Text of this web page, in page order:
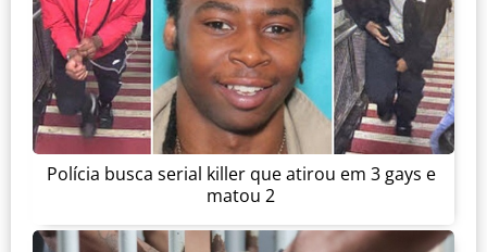
Polícia busca serial killer que atirou em 3 gays e
matou 2